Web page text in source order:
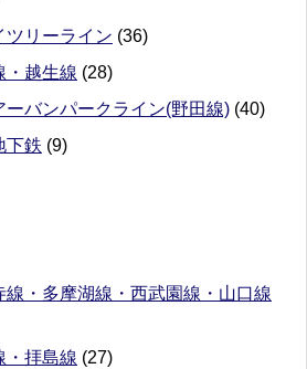
ツリーライン (36)
・越生線 (28)
ーバンパークライン(野田線) (40)
下鉄 (9)
線・多摩湖線・西武園線・山口線
・拝島線 (27)